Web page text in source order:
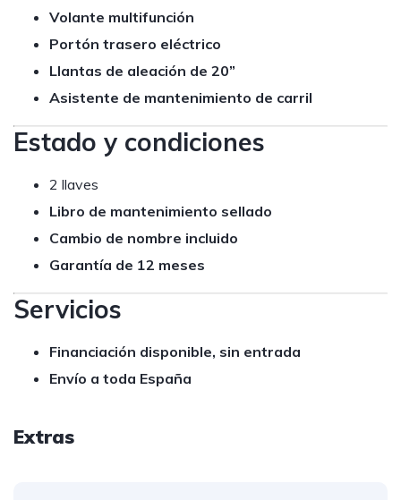
Volante multifunción
Portón trasero eléctrico
Llantas de aleación de 20”
Asistente de mantenimiento de carril
Estado y condiciones
2 llaves
Libro de mantenimiento sellado
Cambio de nombre incluido
Garantía de 12 meses
Servicios
Financiación disponible, sin entrada
Envío a toda España
Extras